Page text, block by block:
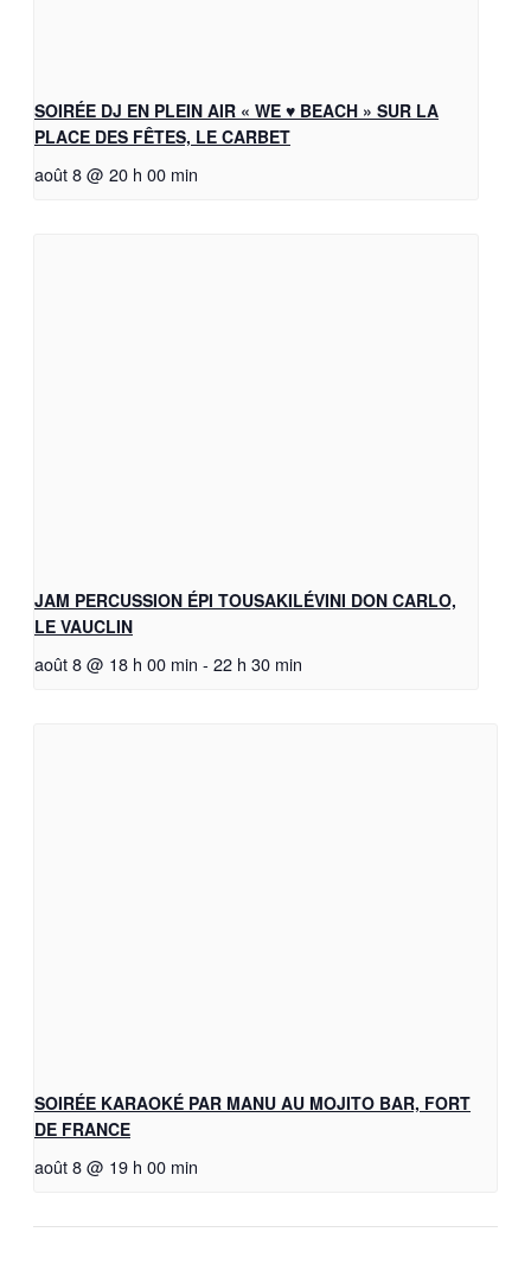
SOIRÉE DJ EN PLEIN AIR « WE ♥ BEACH » SUR LA
PLACE DES FÊTES, LE CARBET
août 8 @ 20 h 00 min
JAM PERCUSSION ÉPI TOUSAKILÉVINI DON CARLO,
LE VAUCLIN
août 8 @ 18 h 00 min - 22 h 30 min
SOIRÉE KARAOKÉ PAR MANU AU MOJITO BAR, FORT
DE FRANCE
août 8 @ 19 h 00 min